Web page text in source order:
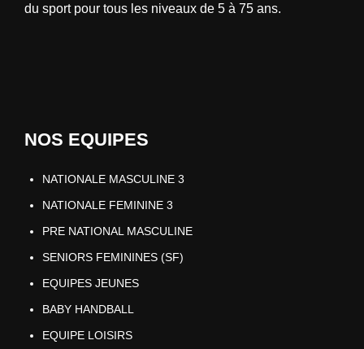
du sport pour tous les niveaux de 5 à 75 ans.
NOS EQUIPES
NATIONALE MASCULINE 3
NATIONALE FEMININE 3
PRE NATIONAL MASCULINE
SENIORS FEMININES (SF)
EQUIPES JEUNES
BABY HANDBALL
EQUIPE LOISIRS